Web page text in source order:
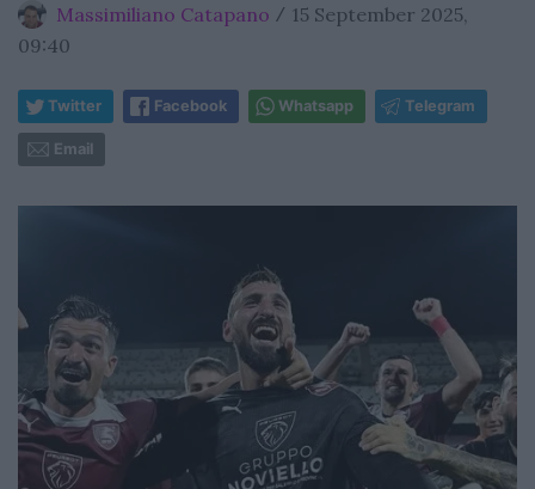
Massimiliano Catapano / 15 September 2025,
09:40
Twitter Facebook Whatsapp Telegram
Email